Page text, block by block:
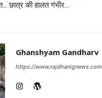
छात्र की हालत गंभीर…
Ghanshyam Gandharv
https://www.rajdhanignews.com